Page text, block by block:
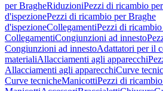
per BragheRiduzioniPezzi di ricambio
d'ispezionePezzi di ricambio per Braghe
d'ispezioneCollegamentiPezzi di
CollegamentiCongiunzioni ad innesto
Congiunzioni ad innestoAdattatori per il
materialiAllacciamenti agli apparecchi
Allacciamenti agli apparecchiCurve
Curve tecnicheManicottiPezzi di